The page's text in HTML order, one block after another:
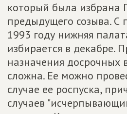
который была избрана
предыдущего созыва. С
1993 году нижняя
избирается в декабре.
назначения досрочных
сложна. Ее можно
случае ее роспуска,
случаев